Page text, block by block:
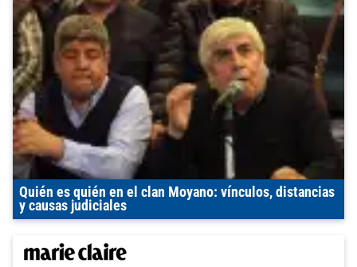
Quién es quién en el clan Moyano: vínculos, distancias
y causas judiciales